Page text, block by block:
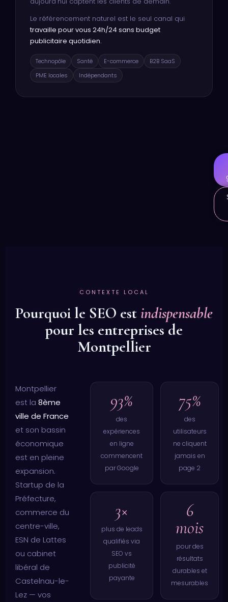
Le référencement naturel est le seul canal qui
travaille pour vous 24h/24 sans budget
publicitaire quotidien.
Technopôle Santé E-commerce
B2B SaaS
PME locales
Indépendants
CONTEXTE LOCAL
Pourquoi le SEO estindispensable
pour les entreprises de
Montpellier
Montpellier
est la 8ème
ville de France
et son bassin
économique
est en pleine
expansion.
Startup de la
Préfecture,
commerce du
centre-ville,
ESN de Lattes
ou cabinet
libéral de
Castelnau-le-
Lez — vos
93%
des
expériences
en ligne
commencent
par Google
75%
des
utilisateurs
ne cliquent
jamais en
page 2
3×
plus de leads
qualifiés via
SEO vs
publicité
payante
6
mois
pour des
résultats
durables et
mesurables